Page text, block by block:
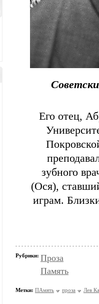
Его отец,
зубного
(Ося),
играм.
Рубрики: Проза
Память
Метки: ПАмять проза Лев